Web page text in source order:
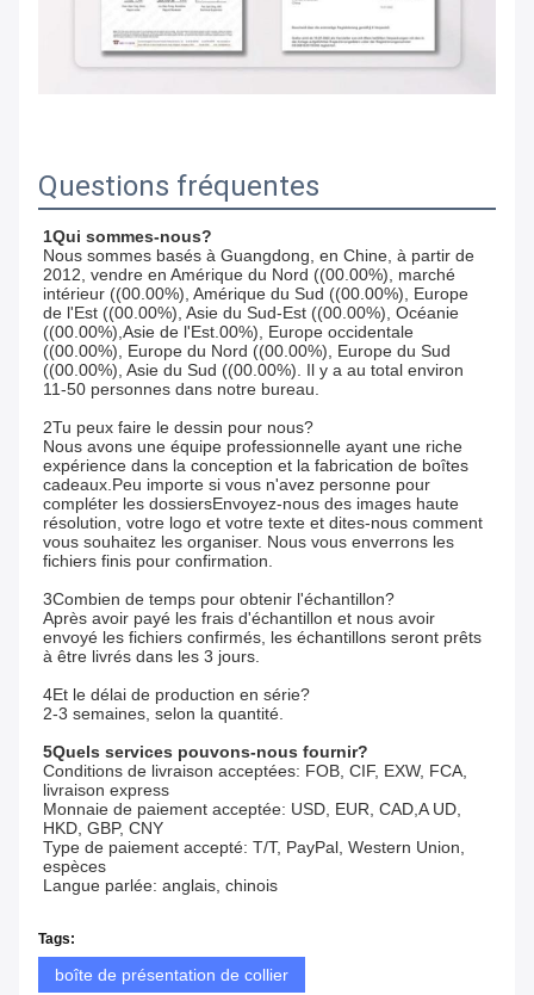
Questions fréquentes
1Qui sommes-nous?
Nous sommes basés à Guangdong, en Chine, à partir de
2012, vendre en Amérique du Nord ((00.00%), marché
intérieur ((00.00%), Amérique du Sud ((00.00%), Europe
de l'Est ((00.00%), Asie du Sud-Est ((00.00%), Océanie
((00.00%),Asie de l'Est.00%), Europe occidentale
((00.00%), Europe du Nord ((00.00%), Europe du Sud
((00.00%), Asie du Sud ((00.00%). Il y a au total environ
11-50 personnes dans notre bureau.
2Tu peux faire le dessin pour nous?
Nous avons une équipe professionnelle ayant une riche
expérience dans la conception et la fabrication de boîtes
cadeaux.Peu importe si vous n'avez personne pour
compléter les dossiersEnvoyez-nous des images haute
résolution, votre logo et votre texte et dites-nous comment
vous souhaitez les organiser. Nous vous enverrons les
fichiers finis pour confirmation.
3Combien de temps pour obtenir l'échantillon?
Après avoir payé les frais d'échantillon et nous avoir
envoyé les fichiers confirmés, les échantillons seront prêts
à être livrés dans les 3 jours.
4Et le délai de production en série?
2-3 semaines, selon la quantité.
5Quels services pouvons-nous fournir?
Conditions de livraison acceptées: FOB, CIF, EXW, FCA,
livraison express
Monnaie de paiement acceptée: USD, EUR, CAD,A UD,
HKD, GBP, CNY
Type de paiement accepté: T/T, PayPal, Western Union,
espèces
Langue parlée: anglais, chinois
Tags:
boîte de présentation de collier